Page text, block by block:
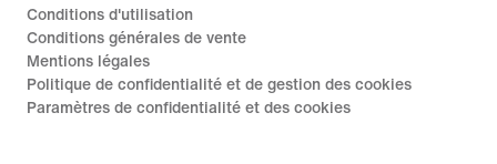
Conditions d'utilisation
Conditions générales de vente
Mentions légales
Politique de confidentialité et de gestion des cookies
Paramètres de confidentialité et des cookies